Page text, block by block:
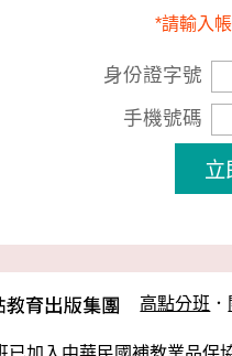
*請輸入
身份證字號
手機號碼
高點分班 ．